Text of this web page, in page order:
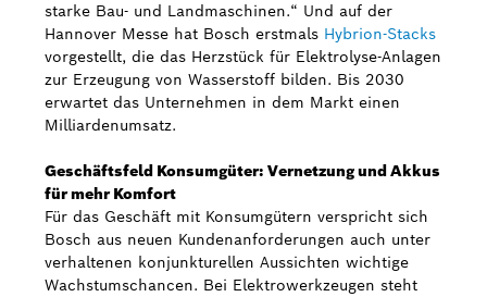
starke Bau- und Landmaschinen.“ Und auf der
Hannover Messe hat Bosch erstmals Hybrion-Stacks
vorgestellt, die das Herzstück für Elektrolyse-Anlagen
zur Erzeugung von Wasserstoff bilden. Bis 2030
erwartet das Unternehmen in dem Markt einen
Milliardenumsatz.
Geschäftsfeld Konsumgüter: Vernetzung und Akkus
für mehr Komfort
Für das Geschäft mit Konsumgütern verspricht sich
Bosch aus neuen Kundenanforderungen auch unter
verhaltenen konjunkturellen Aussichten wichtige
Wachstumschancen. Bei Elektrowerkzeugen steht